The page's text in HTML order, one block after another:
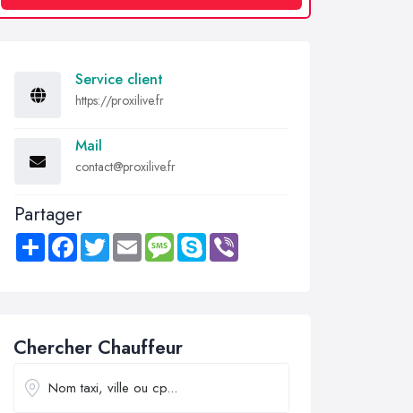
Service client
https://proxilive.fr
Mail
contact@proxilive.fr
Partager
Share FacebookTwitter Email MessageSkype
Chercher Chauffeur